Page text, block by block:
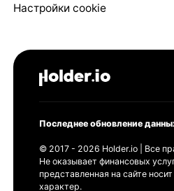
Настройки cookie
Последнее обновление
© 2017 - 2026 Holder.io | Все
Не оказывает финансовых
представленная на сайте
характер.